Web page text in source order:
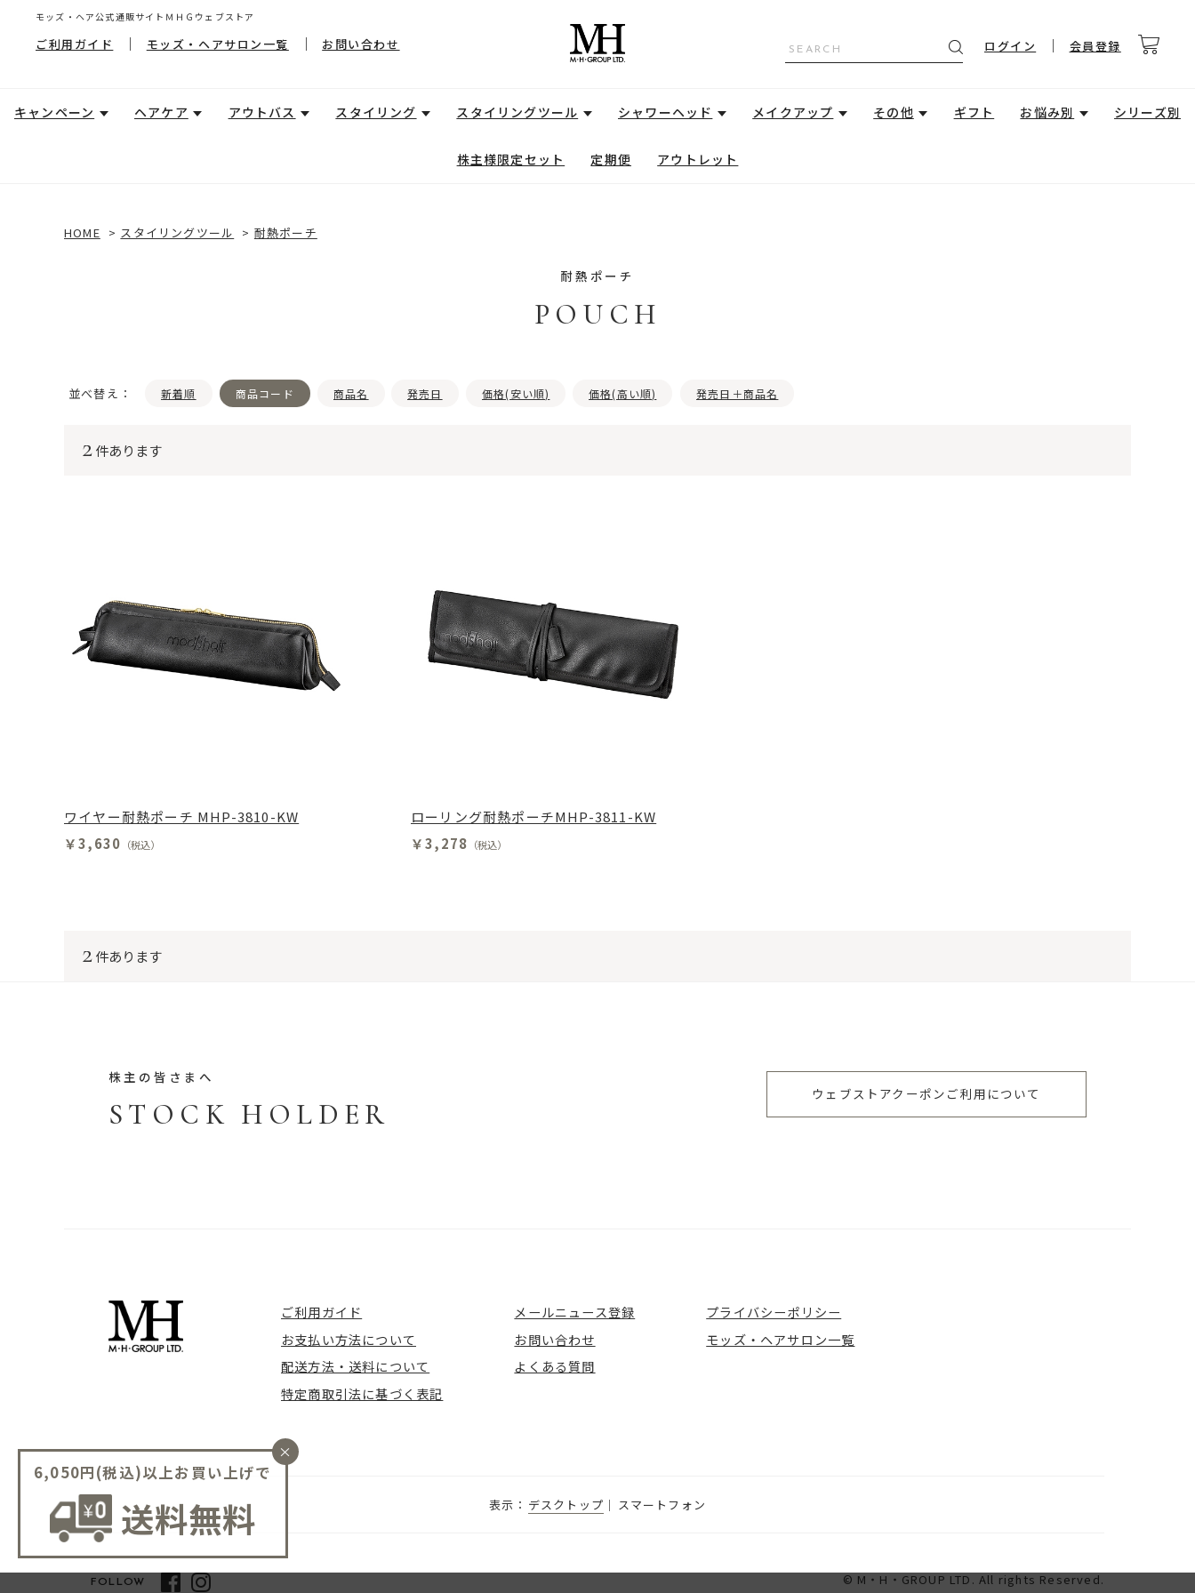
モッズ・ヘア公式通販サイトＭＨＧウェブストア
ご利用ガイド モッズ・ヘアサロン一覧 お問い合わせ ログイン 会員登録
6,050円(税込)以上お買い上げで
送料無料
×
キャンペーン ヘアケア アウトバス スタイリング スタイリングツール シャワーヘッド メイクアップ その他 ギフト お悩み別 シリーズ別
株主様限定セット 定期便 アウトレット
HOME > スタイリングツール > 耐熱ポーチ
耐熱ポーチ
POUCH
並べ替え： 新着順 商品コード 商品名 発売日 価格(安い順) 価格(高い順) 発売日＋商品名
2件あります
ワイヤー耐熱ポーチ MHP-3810-KW
￥3,630 （税込）
ローリング耐熱ポーチMHP-3811-KW
￥3,278 （税込）
2件あります
株主の皆さまへ
STOCK HOLDER
ウェブストアクーポンご利用について
ご利用ガイド
お支払い方法について
配送方法・送料について
特定商取引法に基づく表記
メールニュース登録
お問い合わせ
よくある質問
プライバシーポリシー
モッズ・ヘアサロン一覧
FOLLOW © M・H・GROUP LTD. All rights Reserved.
デスクトップ スマートフォン